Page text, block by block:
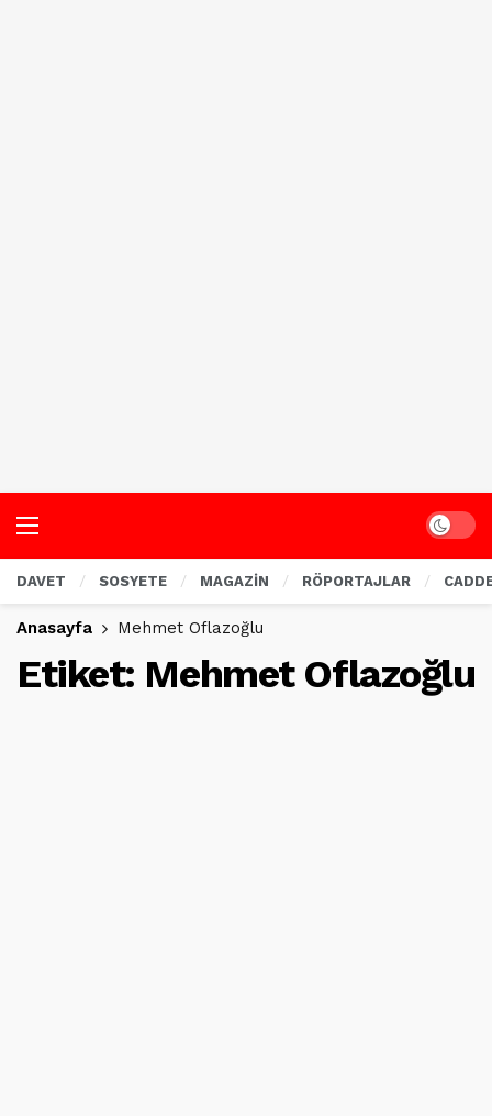
Dark
DAVET SOSYETE MAGAZİN RÖPORTAJLAR
Anasayfa Mehmet Oflazoğlu
Etiket: Mehmet Oflazoğlu